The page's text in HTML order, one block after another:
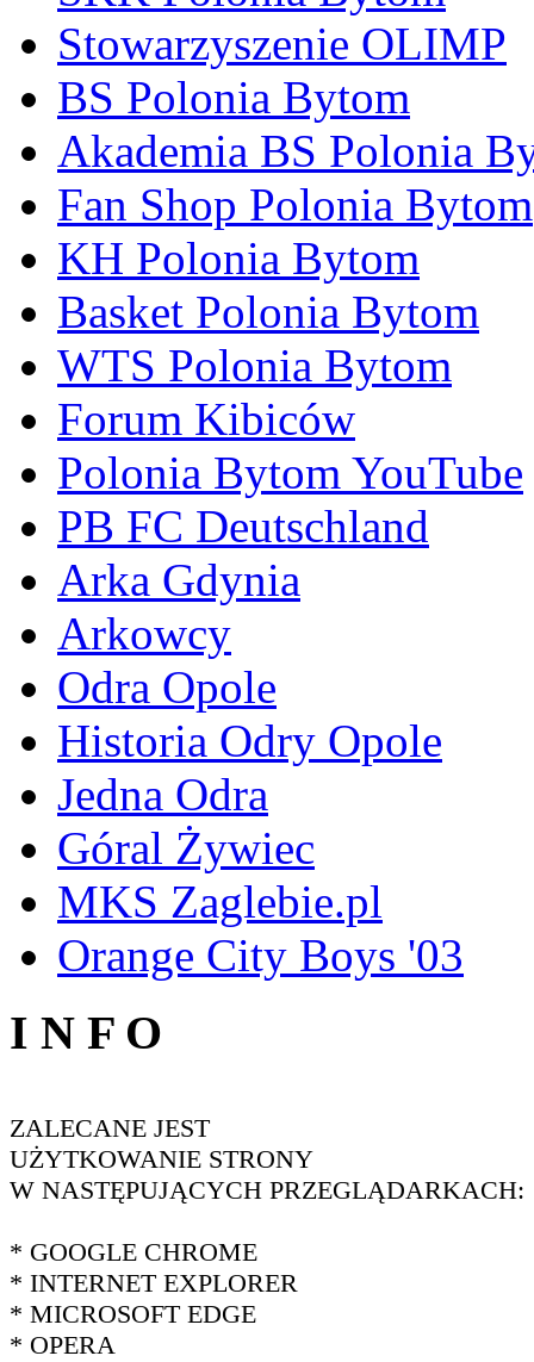
Stowarzyszenie OLIMP
BS Polonia Bytom
Akademia BS Polonia
Fan Shop Polonia Bytom
KH Polonia Bytom
Basket Polonia Bytom
WTS Polonia Bytom
Forum Kibiców
Polonia Bytom YouTube
PB FC Deutschland
Arka Gdynia
Arkowcy
Odra Opole
Historia Odry Opole
Jedna Odra
Góral Żywiec
MKS Zaglebie.pl
Orange City Boys '03
I N F O
ZALECANE JEST
UŻYTKOWANIE STRONY
W NASTĘPUJĄCYCH PRZEGLĄDARKACH:
* GOOGLE CHROME
* INTERNET EXPLORER
* MICROSOFT EDGE
* OPERA